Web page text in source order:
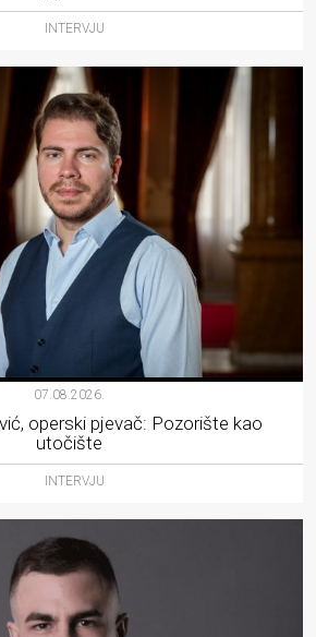
INTERVJU
07.08.2026.
operski pjevač: Pozorište kao
utočište
INTERVJU